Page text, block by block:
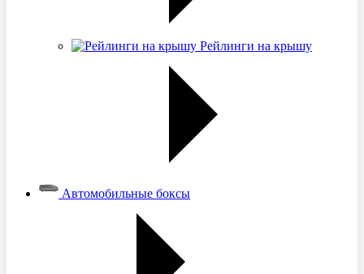
Рейлинги на крышу
Автомобильные боксы